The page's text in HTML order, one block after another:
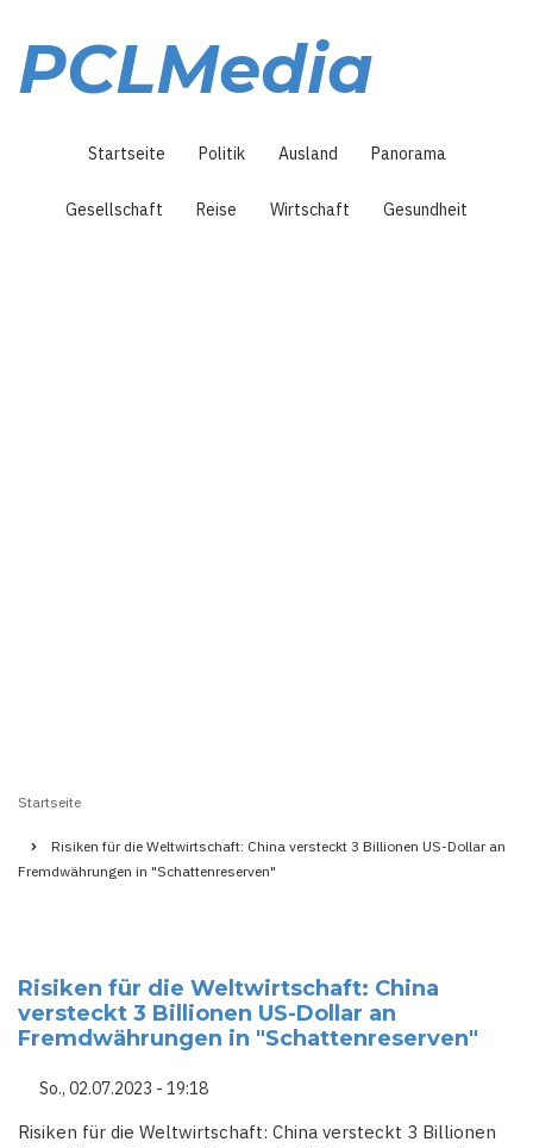
Inhalt
PCLMedia
Startseite Politik Ausland Panorama
Gesellschaft Reise Wirtschaft Gesundheit
Startseite
Risiken für die Weltwirtschaft: China versteckt 3 Billionen US-Dollar an
Fremdwährungen in "Schattenreserven"
Risiken für die Weltwirtschaft: China
versteckt 3 Billionen US-Dollar an
Fremdwährungen in "Schattenreserven"
So., 02.07.2023 - 19:18
Risiken für die Weltwirtschaft: China versteckt 3 Billionen